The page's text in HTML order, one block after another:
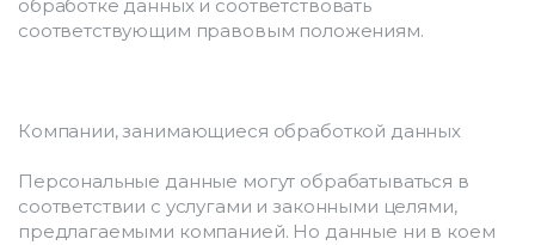
обработке данных и соответствовать
соответствующим правовым положениям.
Компании, занимающиеся обработкой данных
Персональные данные могут обрабатываться в
соответствии с услугами и законными целями,
предлагаемыми компанией. Но данные ни в коем